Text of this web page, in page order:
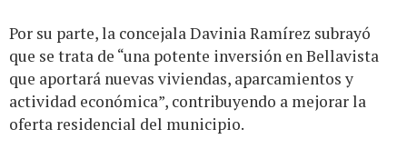
Por su parte, la concejala Davinia Ramírez subrayó
que se trata de “una potente inversión en Bellavista
que aportará nuevas viviendas, aparcamientos y
actividad económica”, contribuyendo a mejorar la
oferta residencial del municipio.